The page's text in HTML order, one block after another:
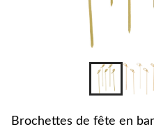
Brochettes de fête en